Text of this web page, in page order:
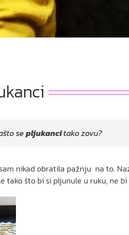
sepljukancitako zovu?
nikad obratila pažnju na to.
tako što bi si pljunule u ruku, ne